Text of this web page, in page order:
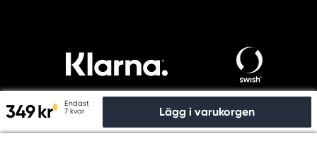
349 kr
Endast
7 kvar
Lägg i varukorgen